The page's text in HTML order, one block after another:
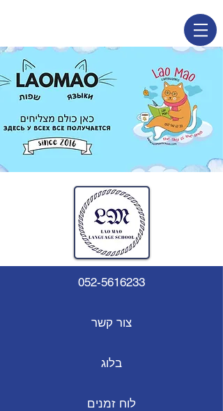
052-5616233
צור קשר
בלוג
לוח זמנים